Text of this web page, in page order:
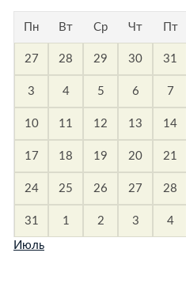
Пн Вт Ср Чт Пт
27 28 29 30 31
3 4 5 6 7
10 11 12 13 14
17 18 19 20 21
24 25 26 27 28
31 1 2 3 4
Июль